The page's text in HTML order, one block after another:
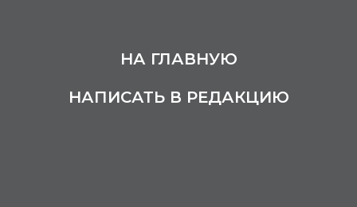
НА ГЛАВНУЮ
НАПИСАТЬ В РЕДАКЦИЮ